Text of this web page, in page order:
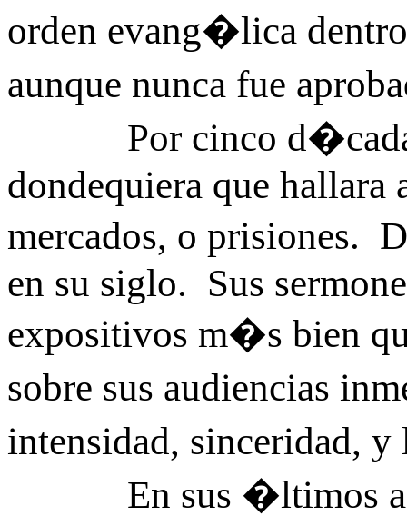
orden evang�lica
aunque nunca fue
Por cinco d�cadas
dondequiera que hallara
mercados, o prisiones.
en su siglo. Sus
expositivos m�s bien
sobre sus audiencias
intensidad, sinceridad,
En sus �ltimos